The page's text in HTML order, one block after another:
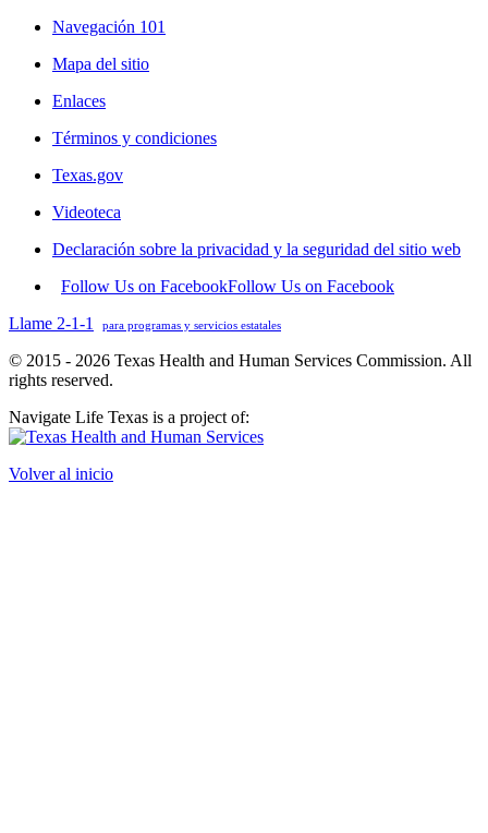
Navegación 101
Mapa del sitio
Enlaces
Términos y condiciones
Texas.gov
Videoteca
Declaración sobre la privacidad y la seguridad del sitio web
Follow Us on FacebookFollow Us on Facebook
Llame 2-1-1
para programas y servicios estatales
© 2015 - 2026 Texas Health and Human Services Commission. All
rights reserved.
Navigate Life Texas is a project of:
Volver al inicio